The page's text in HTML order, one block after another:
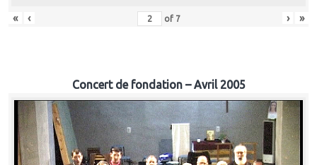
« ‹ of 7 › »
Concert de fondation – Avril 2005